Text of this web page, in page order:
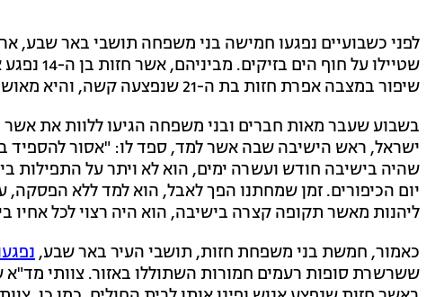
לפני כשבועיים נפגעו חמישה בני משפחה תושבי באר
שטיילו על
שיפור במצבה אפרת חזות בת ה-21 שנפצעה קשה, והיא מאושפזת בהכרה במחלקת טיפול נמרץ.
ישראל, ראש הישיבה שבה אשר למד, ספד לו: "אסור להספיד
שהיה בישיבה חודש ועשרה ימים, הוא לא ויתר על התפילות
יום הכיפורים. זמן שמחתנו הפך לאבל, הוא למד ללא הפסקה,
ליהנות מאשר תקופה קצרה בישיבה, הוא היה רצוי לכל אחיו
כאמור, חמשת בני משפחת חזות, תושבי העיר באר שבע,
ששרשרת סופות רעמים חמורות השתוללו באזור. צוותי מד"א